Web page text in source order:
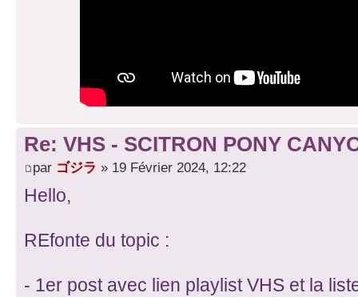
Re: VHS - SCITRON PONY
par ゴジラ » 19 Février 2024, 12:22
Hello,
REfonte du topic :
- 1er post avec lien playlist VHS et la